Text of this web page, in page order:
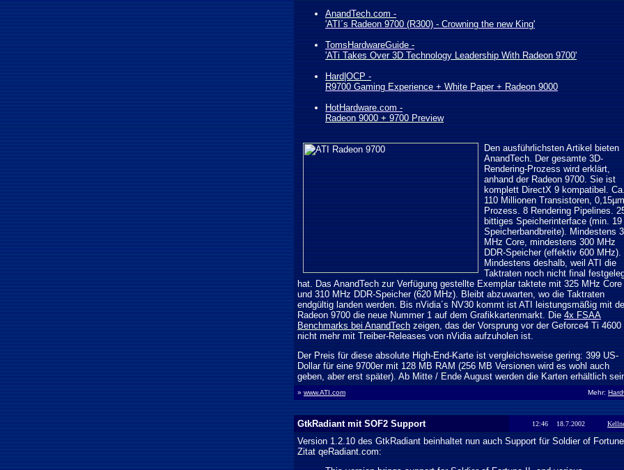
AnandTech.com -
'ATI´s Radeon 9700 (R300) - Crowning the new King'
TomsHardwareGuide -
'ATi Takes Over 3D Technology Leadership With Radeon 9700'
Hard|OCP -
R9700 Gaming Experience + White Paper + Radeon 9000
HotHardware.com -
Radeon 9000 + 9700 Preview
Den ausführlichsten Artikel bieten
AnandTech. Der gesamte 3D-
Rendering-Prozess wird erklärt,
anhand der Radeon 9700. Sie ist
komplett DirectX 9 kompatibel.
110 Millionen Transistoren, 0,15µm
Prozess. 8 Rendering Pipelines.
bittiges Speicherinterface (min. 19
Speicherbandbreite). Mindestens
MHz Core, mindestens 300 MHz
DDR-Speicher (effektiv 600 MHz).
Mindestens deshalb, weil ATI die
Taktraten noch nicht final
hat. Das AnandTech zur Verfügung gestellte Exemplar taktete mit 325 MHz Core
und 310 MHz DDR-Speicher (620 MHz). Bleibt abzuwarten, wo die Taktraten
endgültig landen werden. Bis nVidia´s NV30 kommt ist ATI leistungsmäßig mit
Radeon 9700 die neue Nummer 1 auf dem Grafikkartenmarkt. Die4x FSAA
Benchmarks bei AnandTechzeigen, das der Vorsprung vor der Geforce4 Ti 4600
nicht mehr mit Treiber-Releases von nVidia aufzuholen ist.
Der Preis für diese absolute High-End-Karte ist vergleichsweise gering: 399 US-
Dollar für eine 9700er mit 128 MB RAM (256 MB Versionen wird es wohl auch
geben, aber erst später). Ab Mitte / Ende August werden die Karten erhältlich
» www.ATI.com Mehr:
GtkRadiant mit SOF2 Support 12:46 18.7.2002
Version 1.2.10 des GtkRadiant beinhaltet nun auch Support für Soldier of
Zitat qeRadiant.com: